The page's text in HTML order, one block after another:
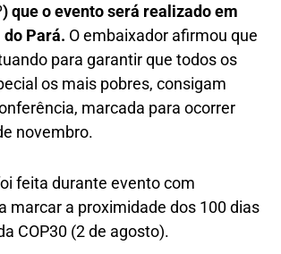
que o evento será realizado em
Pará. O embaixador afirmou que
para garantir que todos os
os mais pobres, consigam
marcada para ocorrer
novembro.
feita durante evento com
marcar a proximidade dos 100 dias
COP30 (2 de agosto).